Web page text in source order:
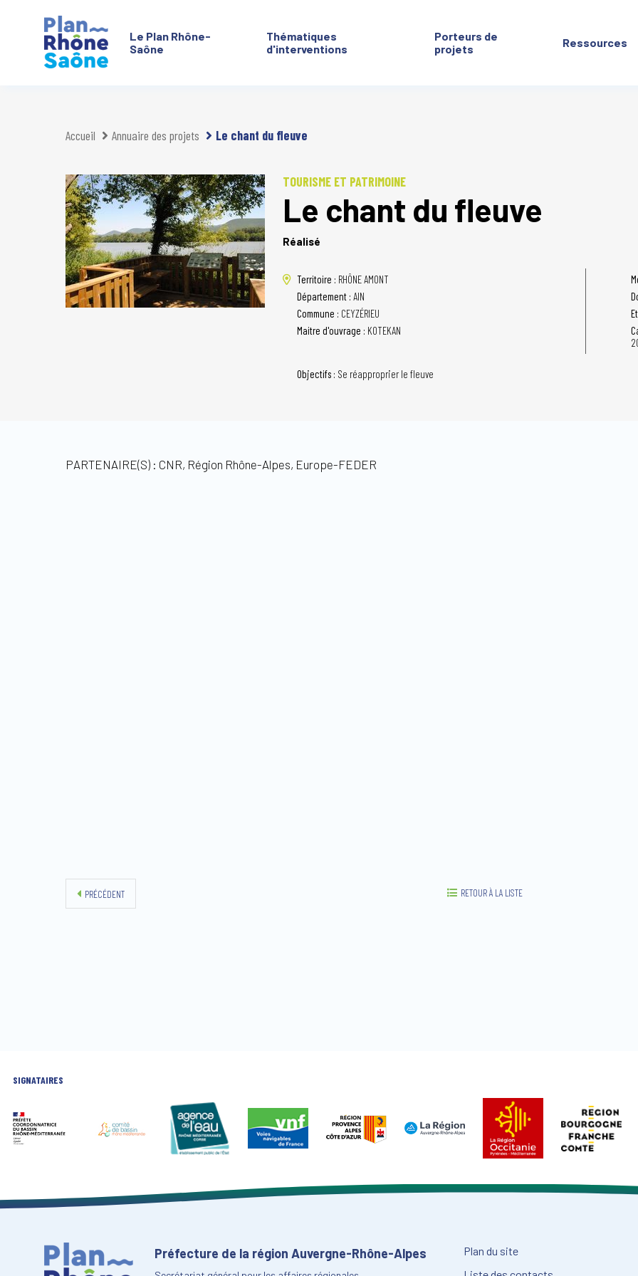
Le Plan Rhône-
Saône
Thématiques
d'interventions
Porteurs de
projets
Ressources
Accueil Annuaire des projets Le chant du fleuve
TOURISME ET PATRIMOINE
Le chant du fleuve
Réalisé
Territoire : RHÔNE AMONT
Département : AIN
Commune : CEYZÉRIEU
Maitre d'ouvrage : KOTEKAN
Objectifs : Se réapproprier le fleuve
PARTENAIRE(S) : CNR, Région Rhône-Alpes, Europe-FEDER
PRÉCÉDENT RETOUR À LA LISTE
SIGNATAIRES
Préfecture de la région Auvergne-Rhône-Alpes Plan du site